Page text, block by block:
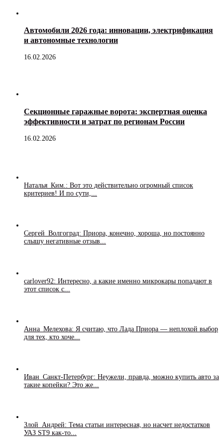
Автомобили 2026 года: инновации, электрификация
и автономные технологии
16.02.2026
Секционные гаражные ворота: экспертная оценка
эффективности и затрат по регионам России
16.02.2026
Наталья_Ким.: Вот это действительно огромный список
критериев! И по сути,...
Сергей_Волгоград: Приора, конечно, хороша, но постоянно
слышу негативные отзыв...
carlover92: Интересно, а какие именно микрокары попадают в
этот список с...
Анна_Мелехова: Я считаю, что Лада Приора — неплохой выбор
для тех, кто хоче...
Иван_Санкт-Петербург: Неужели, правда, можно купить авто за
такие копейки? Это же...
Злой_Андрей: Тема статьи интересная, но насчет недостатков
УАЗ ST9 как-то...